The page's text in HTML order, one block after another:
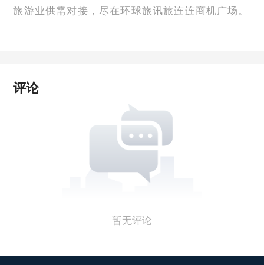
旅游业供需对接，尽在环球旅讯旅连连商机广场。
评论
暂无评论